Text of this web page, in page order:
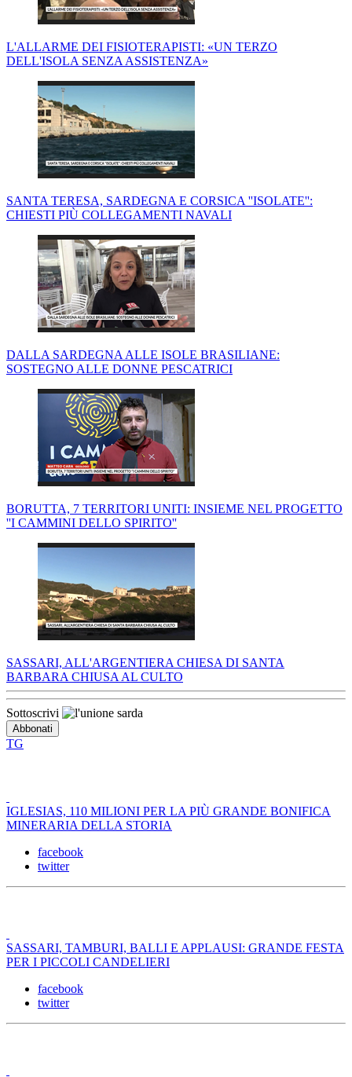
L'ALLARME DEI FISIOTERAPISTI: «UN TERZO
DELL'ISOLA SENZA ASSISTENZA»
SANTA TERESA, SARDEGNA E CORSICA ''ISOLATE'':
CHIESTI PIÙ COLLEGAMENTI NAVALI
DALLA SARDEGNA ALLE ISOLE BRASILIANE:
SOSTEGNO ALLE DONNE PESCATRICI
BORUTTA, 7 TERRITORI UNITI: INSIEME NEL PROGETTO
''I CAMMINI DELLO SPIRITO''
SASSARI, ALL'ARGENTIERA CHIESA DI SANTA
BARBARA CHIUSA AL CULTO
Sottoscrivi
TG
IGLESIAS, 110 MILIONI PER LA PIÙ GRANDE BONIFICA
MINERARIA DELLA STORIA
facebook
twitter
SASSARI, TAMBURI, BALLI E APPLAUSI: GRANDE FESTA
PER I PICCOLI CANDELIERI
facebook
twitter